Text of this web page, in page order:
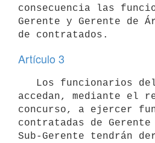
consecuencia las
Gerente y Gerente de
Artículo 3
accedan, mediante el
concurso, a ejercer
contratadas de
Sub-Gerente tendrán